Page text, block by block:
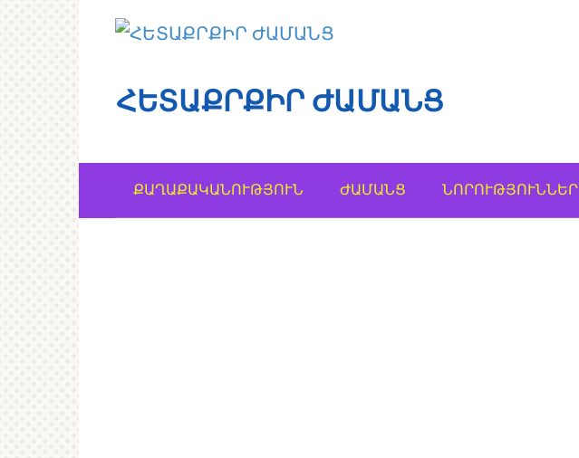
ՀԵՏԱՔՐՔԻՐ ԺԱՄԱՆՑ
ՔԱՂԱՔԱԿԱՆՈՒԹՅՈՒՆ ԺԱՄԱՆՑ ՆՈՐՈՒԹՅՈՒՆՆԵՐ